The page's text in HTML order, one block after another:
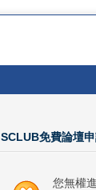
SCLUB免費論壇
您無權